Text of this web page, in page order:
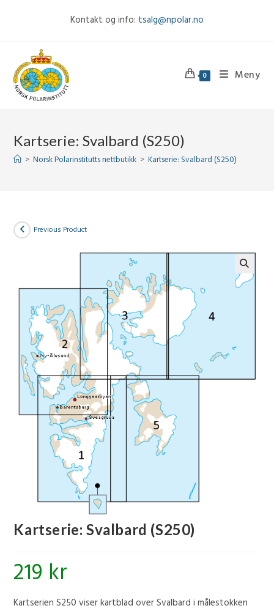
Kontakt og info: tsalg@npolar.no
0 Meny
Kartserie: Svalbard (S250)
> Norsk Polarinstitutts nettbutikk > Kartserie: Svalbard (S250)
Previous Product
🔍
Kartserie: Svalbard (S250)
219 kr
Kartserien S250 viser kartblad over Svalbard i målestokken